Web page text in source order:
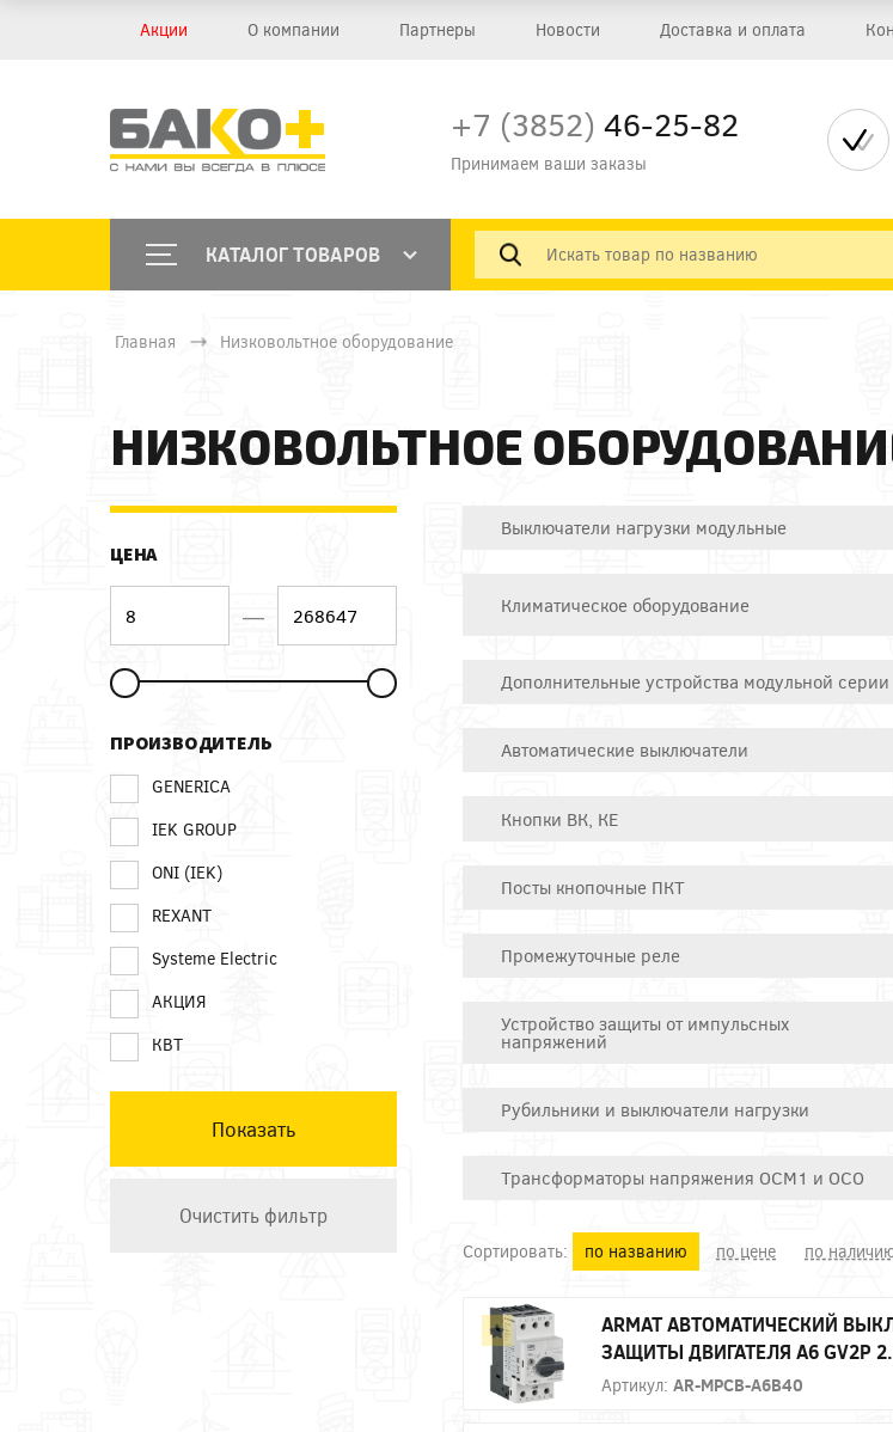
Акции О компании Партнеры Новости Доставка и оплата
+7 (3852) 46-25-82
Принимаем ваши заказы
КАТАЛОГ ТОВАРОВ
Главная Низковольтное оборудование
НИЗКОВОЛЬТНОЕ
ЦЕНА
—
ПРОИЗВОДИТЕЛЬ
GENERICA
IEK GROUP
ONI (IEK)
REXANT
Systeme Electric
АКЦИЯ
КВТ
КЭАЗ
Остальные ТМ
Техэнерго
Выключатели нагрузки модульные
Климатическое оборудование
Дополнительные устройства модульной серии
Автоматические выключатели
Кнопки ВК, КЕ
Посты кнопочные ПКТ
Промежуточные реле
Устройство защиты от импульсных
напряжений
Рубильники и выключатели нагрузки
Трансформаторы напряжения ОСМ1 и ОСО
Сортировать: по названию по цене по
ARMAT АВТОМАТИЧЕСКИЙ
ЗАЩИТЫ ДВИГАТЕЛЯ A6 GV2P
Артикул: AR-MPCB-A6B40